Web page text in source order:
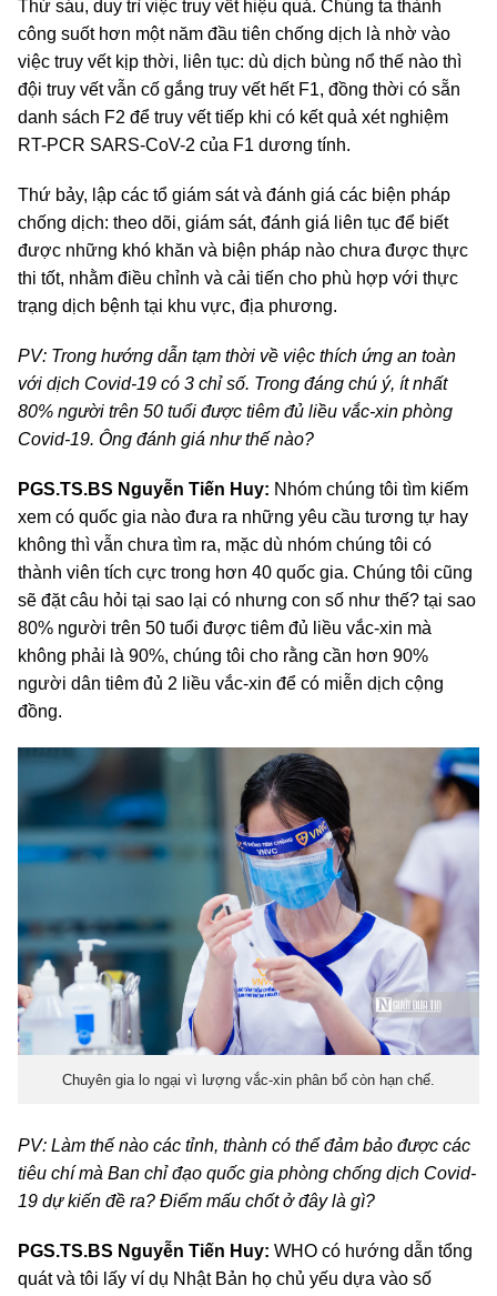
Thứ sáu, duy trì việc truy vết hiệu quả. Chúng ta thành
công suốt hơn một năm đầu tiên chống dịch là nhờ vào
việc truy vết kịp thời, liên tục: dù dịch bùng nổ thế nào thì
đội truy vết vẫn cố gắng truy vết hết F1, đồng thời có sẵn
danh sách F2 để truy vết tiếp khi có kết quả xét nghiệm
RT-PCR SARS-CoV-2 của F1 dương tính.
Thứ bảy, lập các tổ giám sát và đánh giá các biện pháp
chống dịch: theo dõi, giám sát, đánh giá liên tục để biết
được những khó khăn và biện pháp nào chưa được thực
thi tốt, nhằm điều chỉnh và cải tiến cho phù hợp với thực
trạng dịch bệnh tại khu vực, địa phương.
PV: Trong hướng dẫn tạm thời về việc thích ứng an toàn
với dịch Covid-19 có 3 chỉ số. Trong đáng chú ý, ít nhất
80% người trên 50 tuổi được tiêm đủ liều vắc-xin phòng
Covid-19. Ông đánh giá như thế nào?
PGS.TS.BS Nguyễn Tiến Huy: Nhóm chúng tôi tìm kiếm
xem có quốc gia nào đưa ra những yêu cầu tương tự hay
không thì vẫn chưa tìm ra, mặc dù nhóm chúng tôi có
thành viên tích cực trong hơn 40 quốc gia. Chúng tôi cũng
sẽ đặt câu hỏi tại sao lại có nhưng con số như thế? tại sao
80% người trên 50 tuổi được tiêm đủ liều vắc-xin mà
không phải là 90%, chúng tôi cho rằng cần hơn 90%
người dân tiêm đủ 2 liều vắc-xin để có miễn dịch cộng
đồng.
Chuyên gia lo ngại vì lượng vắc-xin phân bổ còn hạn chế.
PV: Làm thế nào các tỉnh, thành có thể đảm bảo được các
tiêu chí mà Ban chỉ đạo quốc gia phòng chống dịch Covid-
19 dự kiến đề ra? Điểm mấu chốt ở đây là gì?
PGS.TS.BS Nguyễn Tiến Huy: WHO có hướng dẫn tổng
quát và tôi lấy ví dụ Nhật Bản họ chủ yếu dựa vào số